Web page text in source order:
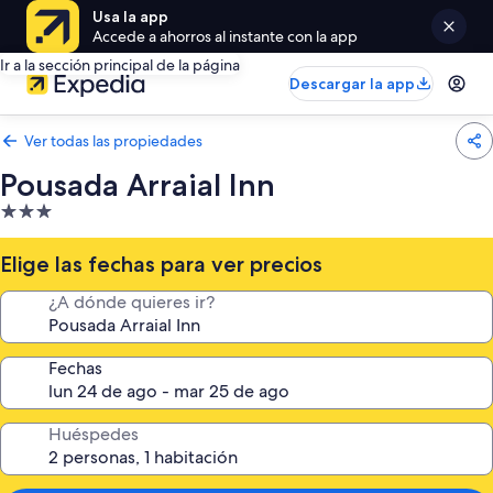
Usa la app
Accede a ahorros al instante con la app
Ir a la sección principal de la página
Descargar la app
Ver todas las propiedades
Pousada Arraial Inn
Propiedad
de
3.0
estrellas
Elige las fechas para ver precios
¿A dónde quieres ir?
Fechas
Huéspedes